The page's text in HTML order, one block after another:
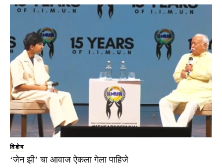
विशेष
‘जेन झी’ चा आवाज ऐकला गेला पाहिजे